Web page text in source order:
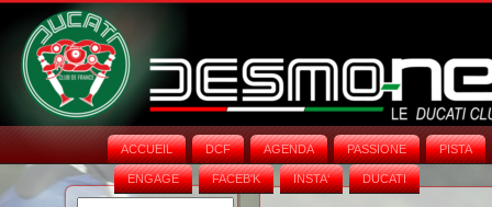
ACCUEIL DCF AGENDA PASSIONE PISTA
ENGAGE FACEB'K INSTA‘ DUCATI